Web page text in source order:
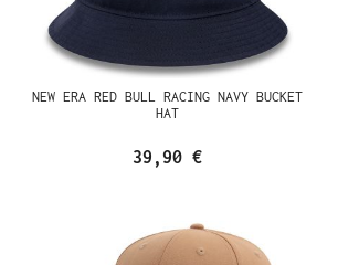
NEW ERA RED BULL RACING NAVY BUCKET
HAT
39,90 €